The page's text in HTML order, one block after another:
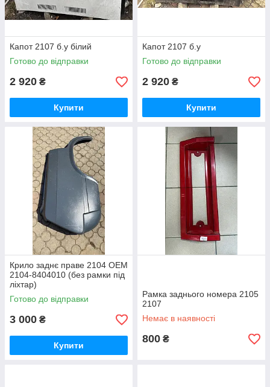
Капот 2107 б.у білий
Готово до відправки
2 920 ₴
Купити
Капот 2107 б.у
Готово до відправки
2 920 ₴
Купити
Крило заднє праве 2104 OEM
2104-8404010 (без рамки під
ліхтар)
Готово до відправки
3 000 ₴
Купити
Рамка заднього номера 2105
2107
Немає в наявності
800 ₴